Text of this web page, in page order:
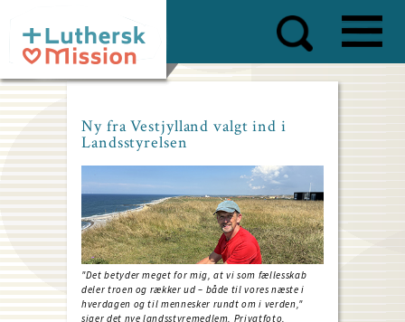
main
content
Ny fra Vestjylland valgt ind i
Landsstyrelsen
"Det betyder meget for mig, at vi som fællesskab
deler troen og rækker ud – både til vores næste i
hverdagen og til mennesker rundt om i verden,"
siger det nye landsstyremedlem. Privatfoto.